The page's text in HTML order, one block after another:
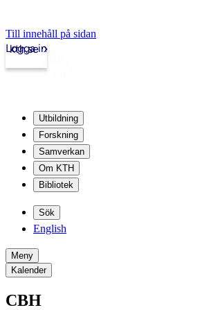
Till innehåll på sidan
kth.se
Logga in
Utbildning
Forskning
Samverkan
Om KTH
Bibliotek
Sök
English
Meny
Kalender
CBH